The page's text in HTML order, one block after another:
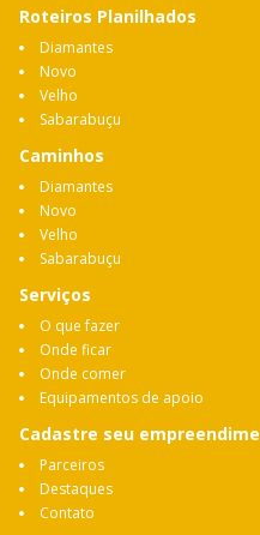
Roteiros Planilhados
Diamantes
Novo
Velho
Sabarabuçu
Caminhos
Diamantes
Novo
Velho
Sabarabuçu
Serviços
O que fazer
Onde ficar
Onde comer
Equipamentos de apoio
Cadastre seu
Parceiros
Destaques
Contato